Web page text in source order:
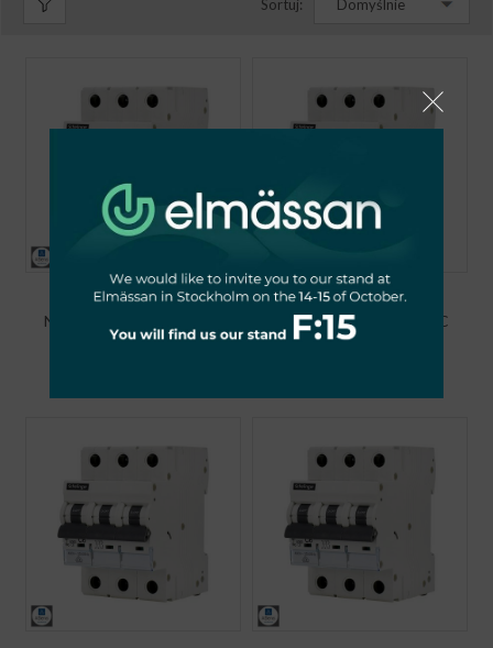
Sortuj: Domyślnie
WYŁĄCZNIK
NADPRĄDOWY 6KA 3P C
63A VDE SCHELINGER
WYŁĄCZNIK
NADPRĄDOWY 6KA 3P C
50A VDE SCHELINGER